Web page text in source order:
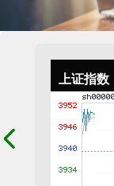
上证指数